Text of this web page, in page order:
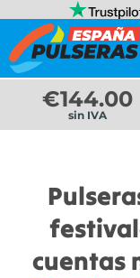
€144.00
sin IVA
cuentas